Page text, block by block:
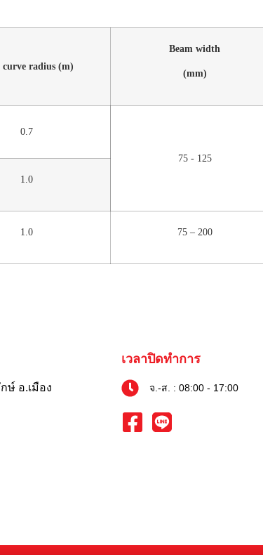
radius (m)
Beam width
(mm)
0.7
75 - 125
1.0
1.0 75 – 200
ษ์ อ.เมือง
เวลาปิดทำการ
จ.-ส. : 08:00 - 17:00